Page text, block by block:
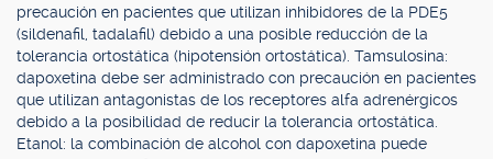
precaución en pacientes que utilizan inhibidores de la PDE5
(sildenafil, tadalafil) debido a una posible reducción de la
tolerancia ortostática (hipotensión ortostática). Tamsulosina:
dapoxetina debe ser administrado con precaución en pacientes
que utilizan antagonistas de los receptores alfa adrenérgicos
debido a la posibilidad de reducir la tolerancia ortostática.
Etanol: la combinación de alcohol con dapoxetina puede